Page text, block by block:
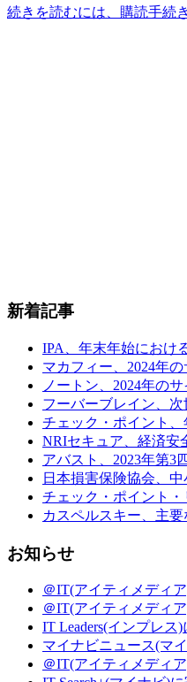
続きを読むには、購読手続
新着記事
IPA、年末年始におけ
マカフィー、2024年
ノートン、2024年の
フーバーブレイン、次
チェック・ポイント
NRIセキュア、経済安
アバスト、2023年第3
日本損害保険協会、
チェック・ポイント
カスペルスキー、主
お知らせ
＠IT(アイティメディ
＠IT(アイティメディ
IT Leaders(インプレス
マイナビニュース(マ
＠IT(アイティメディ